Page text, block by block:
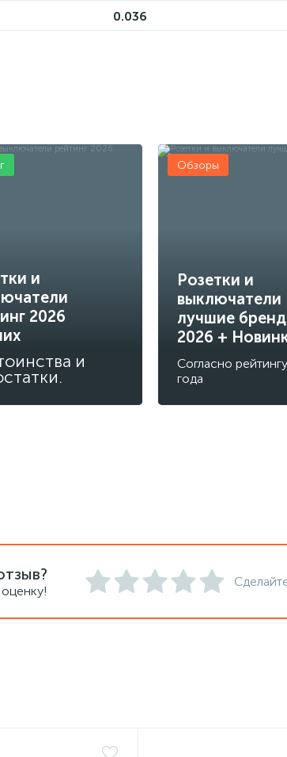
0.036
и
2026
и
Розетки и
выключатели
лучшие
2026 +
Согласно
года
Обзоры